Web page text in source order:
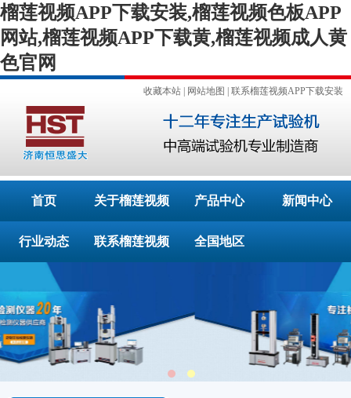
榴莲视频APP下载安装,榴莲视频色板APP
网站,榴莲视频APP下载黄,榴莲视频成人黄
色官网
收藏本站 网站地图 联系榴莲视频APP下载安装
首页 关于榴莲视频
APP下载安装
产品中心 新闻中心
行业动态 联系榴莲视频 全国地区